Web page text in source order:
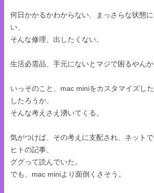
何日かかるかわからない、まっさらな状態
い、
そんな修理、出したくない。
生活必需品、手元にないとマジで困るやんか
いっそのこと、mac miniをカスタマイズし
したろうか、
そんな考えさえ湧いてくる。
気がつけば、その考えに支配され、ネット
ヒトの記事、
ググって読んでいた。
でも、mac miniより面倒くさそう。